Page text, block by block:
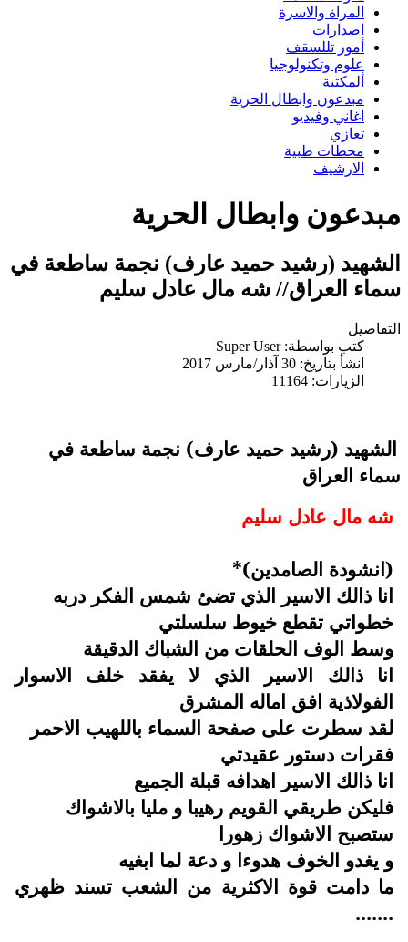
المراة والاسرة
اصدارات
أمور تللسقف
علوم وتكنولوجيا
ألمكتبة
مبدعون وابطال الحرية
اغاني وفيديو
تعازي
محطات طبية
الارشيف
مبدعون وابطال الحرية
الشهيد (رشيد حميد عارف) نجمة ساطعة في
سماء العراق// شه مال عادل سليم
التفاصيل
كتب بواسطة:Super User
انشأ بتاريخ: 30 آذار/مارس 2017
الزيارات: 11164
الشهيد (رشيد حميد عارف) نجمة ساطعة في
سماء العراق
شه مال عادل سليم
(انشودة الصامدين)*
انا ذالك الاسير الذي تضئ شمس الفكر دربه
خطواتي تقطع خيوط سلسلتي
وسط الوف الحلقات من الشباك الدقيقة
انا ذالك الاسير الذي لا يفقد خلف الاسوار
الفولاذية افق اماله المشرق
لقد سطرت على صفحة السماء باللهيب الاحمر
فقرات دستور عقيدتي
انا ذالك الاسير اهدافه قبلة الجميع
فليكن طريقي القويم رهيبا و مليا بالاشواك
ستصبح الاشواك زهورا
و يغدو الخوف هدوءا و دعة لما ابغيه
ما دامت قوة الاكثرية من الشعب تسند ظهري
.......